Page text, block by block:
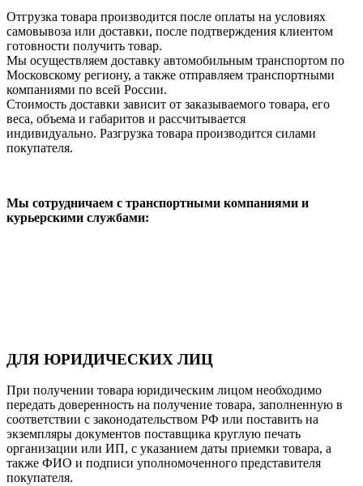
Отгрузка товара производится после оплаты на условиях
самовывоза или доставки, после подтверждения клиентом
готовности получить товар.
Мы осуществляем доставку автомобильным транспортом по
Московскому региону, а также отправляем транспортными
компаниями по всей России.
Стоимость доставки зависит от заказываемого товара, его
веса, объема и габаритов и рассчитывается
индивидуально. Разгрузка товара производится силами
покупателя.
Мы сотрудничаем с транспортными компаниями и
курьерскими службами:
ДЛЯ ЮРИДИЧЕСКИХ ЛИЦ
При получении товара юридическим лицом необходимо
передать доверенность на получение товара, заполненную в
соответствии с законодательством РФ или поставить на
экземпляры документов поставщика круглую печать
организации или ИП, с указанием даты приемки товара, а
также ФИО и подписи уполномоченного представителя
покупателя.